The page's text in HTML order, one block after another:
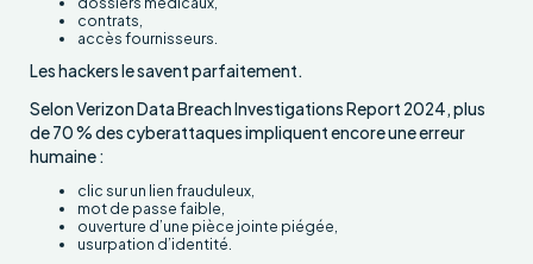
contrats,
accès fournisseurs.
Les hackers le savent parfaitement.
Selon Verizon Data Breach Investigations Report 2024, plus
de 70 % des cyberattaques impliquent encore une erreur
humaine :
clic sur un lien frauduleux,
mot de passe faible,
ouverture d’une pièce jointe piégée,
usurpation d’identité.